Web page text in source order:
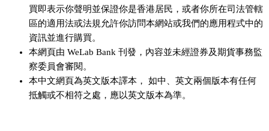
買即表示你聲明並保證你是香港居民，或者你所在司法管轄
區的適用法或法規允許你訪問本網站或我們的應用程式中的
資訊並進行購買。
本網頁由 WeLab Bank 刊發，內容並未經證券及期貨事務監
察委員會審閱。
本中文網頁為英文版本譯本， 如中、英文兩個版本有任何
抵觸或不相符之處，應以英文版本為準。